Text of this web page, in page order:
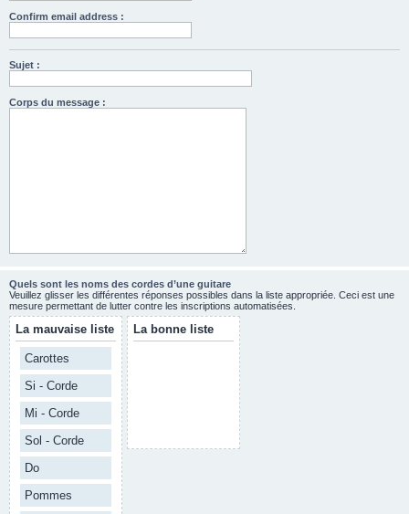
Confirm email address :
Sujet :
Corps du message :
Quels sont les noms des cordes d’une guitare
Veuillez glisser les différentes réponses possibles dans la liste appropriée. Ceci est une
mesure permettant de lutter contre les inscriptions automatisées.
La mauvaise liste
Carottes
Si - Corde
Mi - Corde
Sol - Corde
Do
Pommes
La bonne liste